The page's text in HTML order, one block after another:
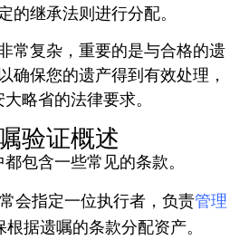
验证概述
的继承法则进行分配。
常复杂，重要的是与合格的遗
确保您的遗产得到有效处理，
略省的法律要求。
包含一些常见的条款。
会指定一位执行者，负责管理
根据遗嘱的条款分配资产。